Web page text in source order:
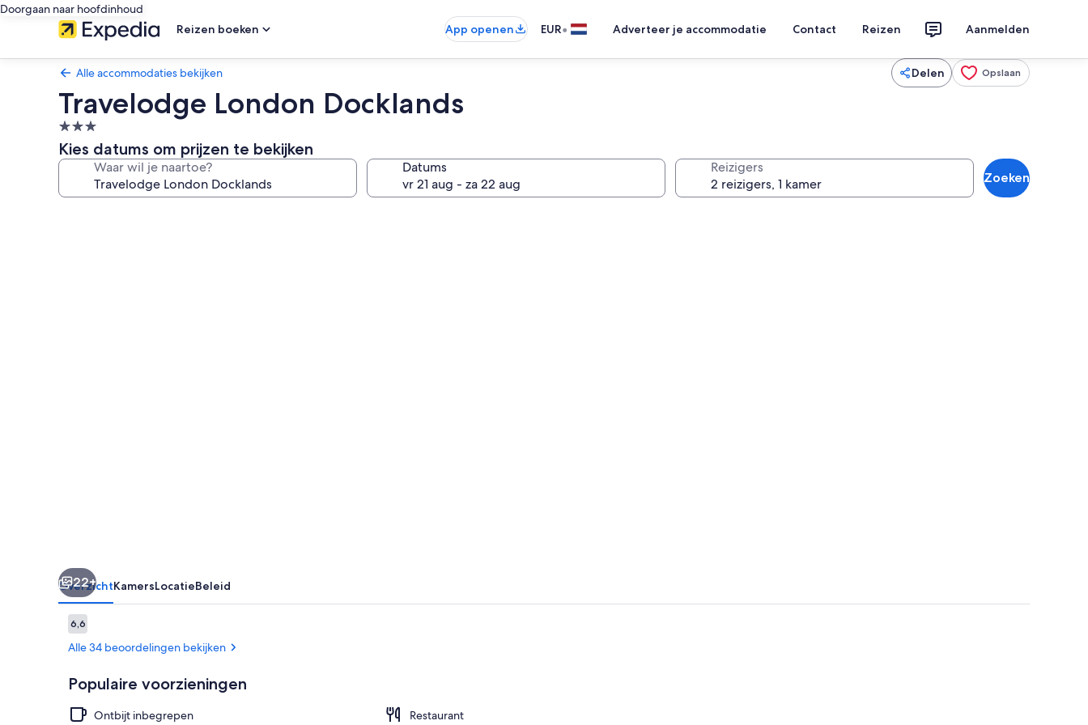
Doorgaan naar hoofdinhoud
Reizen boeken
App openen EUR• Adverteer je accommodatie Contact Reizen Aanmelden
Alle accommodaties bekijken Delen Opslaan
Travelodge London Docklands
3.0-
sterrenaccommodatie
Kies datums om prijzen te bekijken
Waar wil je naartoe? Datums Reizigers
Zoeken
22+
OverzichtKamersLocatieBeleid
Beoordelingen
6,66,6 op 10 –
Alle 34 beoordelingen bekijken
Populaire voorzieningen
Ontbijt inbegrepen
Restaurant